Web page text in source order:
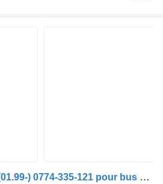
Moyeu Solaris Urbin (01.99-) 0774-335-121 pour bus Solaris Urbino, Alpino, Vacanza (1999-)